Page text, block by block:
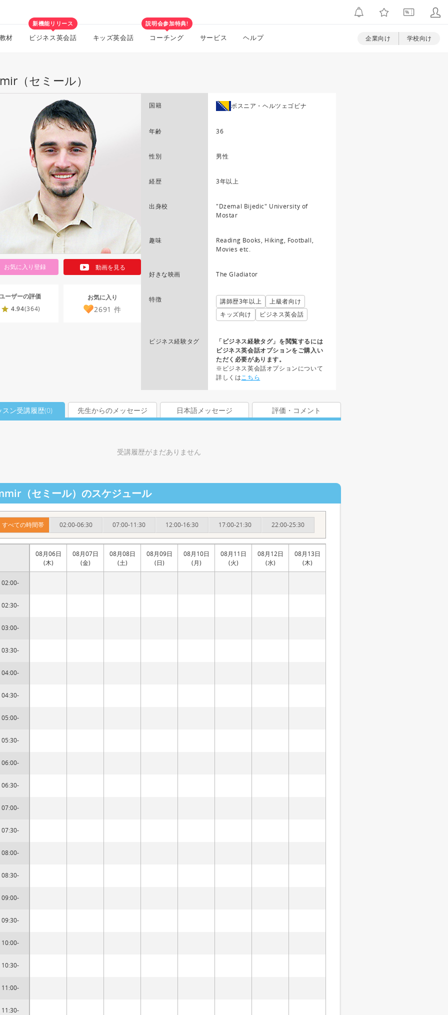
材
新機能リリース
ビジネス英会話 キッズ英会話
説明会参加特典!
コーチング サービス ヘルプ 企業向け 学校向け
（セミール）
お気に入り登録 動画を見る
ーザーの評価
4.94(364)
お気に入り
2691 件
国籍 ボスニア・ヘルツェゴビナ
年齢 36
性別 男性
経歴 3年以上
出身校
"Dzemal Bijedic" University of
Mostar
趣味
Reading Books, Hiking, Football,
Movies etc.
好きな映画 The Gladiator
特徴 講師歴3年以上
上級者向け
キッズ向け
ビジネス英会話
ビジネス経験タグ
「ビジネス経験タグ」を閲覧するには
ビジネス英会話オプションをご購入い
ただく必要があります。
※ビジネス英会話オプションについて
詳しくはこちら
スン受講履歴(0) 先生からのメッセージ 日本語メッセージ 評価・コメント
受講履歴がまだありません
（セミール）のスケジュール
すべての時間帯 02:00-06:30 07:00-11:30 12:00-16:30 17:00-21:30 22:00-25:30
02:00-
02:30-
03:00-
03:30-
04:00-
04:30-
05:00-
05:30-
06:00-
06:30-
07:00-
07:30-
08:00-
08:30-
09:00-
09:30-
10:00-
10:30-
11:00-
11:30-
08月06日
(木)
08月07日
(金)
08月08日
(土)
08月09日
(日)
08月10日
(月)
08月11日
(火)
08月12日
(水)
08月13日
(木)